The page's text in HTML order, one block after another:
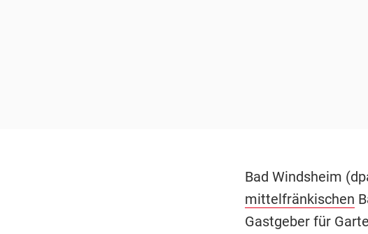
Bad Windsheim
mittelfränkischen
Gastgeber für